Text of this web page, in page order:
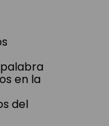
en la
del